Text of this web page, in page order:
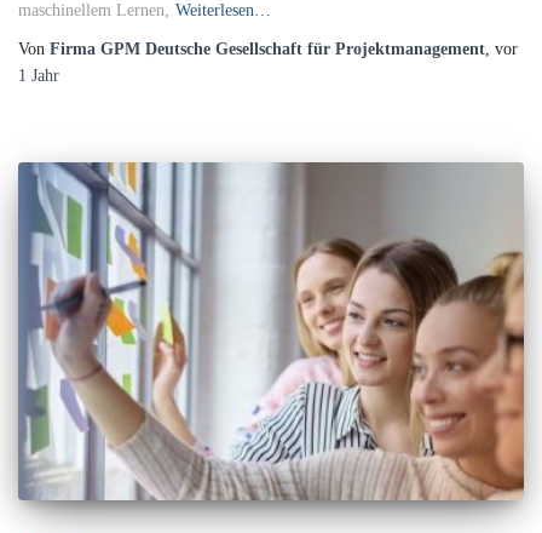
maschinellem Lernen, Weiterlesen…
Von Firma GPM Deutsche Gesellschaft für Projektmanagement, vor
1 Jahr